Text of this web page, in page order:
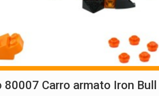
Carro armato Iron Bull